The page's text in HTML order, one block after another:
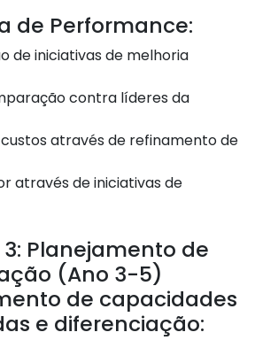
de Performance:
de iniciativas de melhoria
contra líderes da
através de refinamento de
através de iniciativas de
Planejamento de
(Ano 3-5)
de capacidades
e diferenciação: